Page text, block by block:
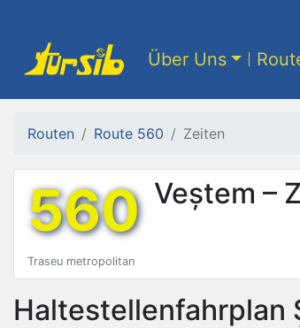
Über Uns
Routen Route 560 Zeiten
560 Veștem –
Traseu metropolitan
Haltestellenfahrplan